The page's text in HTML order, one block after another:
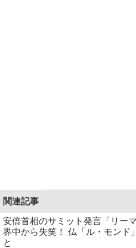
関連記事
安倍首相のサミット発言「リー
界中から失笑！ 仏「ル・モンド
と